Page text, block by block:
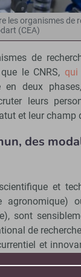
les organismes de
(CEA)
de
le CNRS, qui
deux
leurs
et leur champ
des
et
sont
de
et
droit privé.